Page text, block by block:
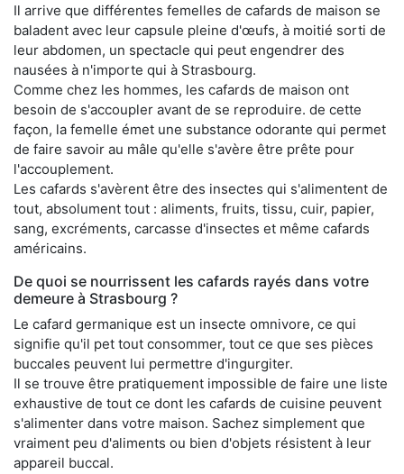
Il arrive que différentes femelles de cafards de maison se
baladent avec leur capsule pleine d'œufs, à moitié sorti de
leur abdomen, un spectacle qui peut engendrer des
nausées à n'importe qui à Strasbourg.
Comme chez les hommes, les cafards de maison ont
besoin de s'accoupler avant de se reproduire. de cette
façon, la femelle émet une substance odorante qui permet
de faire savoir au mâle qu'elle s'avère être prête pour
l'accouplement.
Les cafards s'avèrent être des insectes qui s'alimentent de
tout, absolument tout : aliments, fruits, tissu, cuir, papier,
sang, excréments, carcasse d'insectes et même cafards
américains.
De quoi se nourrissent les cafards rayés dans votre
demeure à Strasbourg ?
Le cafard germanique est un insecte omnivore, ce qui
signifie qu'il pet tout consommer, tout ce que ses pièces
buccales peuvent lui permettre d'ingurgiter.
Il se trouve être pratiquement impossible de faire une liste
exhaustive de tout ce dont les cafards de cuisine peuvent
s'alimenter dans votre maison. Sachez simplement que
vraiment peu d'aliments ou bien d'objets résistent à leur
appareil buccal.